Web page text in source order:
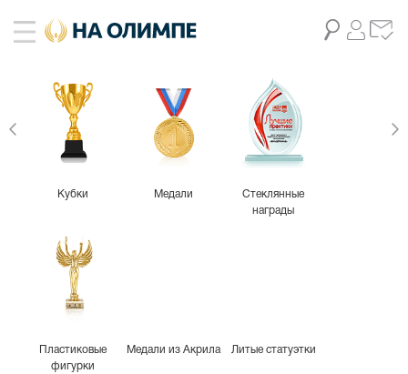
Кубки Медали
Стеклянные
награды
Пластиковые
фигурки
Медали из Акрила Литые статуэтки